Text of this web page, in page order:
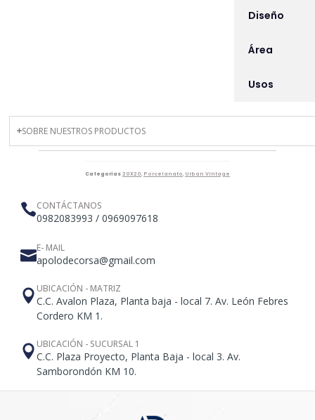
Diseño
Área
Usos
SOBRE NUESTROS PRODUCTOS
Categorías 20X20, Porcelanato, Urban Vintage
CONTÁCTANOS
0982083993 / 0969097618
E- MAIL
apolodecorsa@gmail.com
UBICACIÓN - MATRIZ
C.C. Avalon Plaza, Planta baja - local 7. Av. León Febres
Cordero KM 1.
UBICACIÓN - SUCURSAL 1
C.C. Plaza Proyecto, Planta Baja - local 3. Av.
Samborondón KM 10.